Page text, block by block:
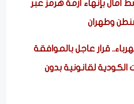
4% وسط آمال بإنهاء أزمة هرمز عبر
وطهران
قرار عاجل بالموافقة
لقانونية بدون